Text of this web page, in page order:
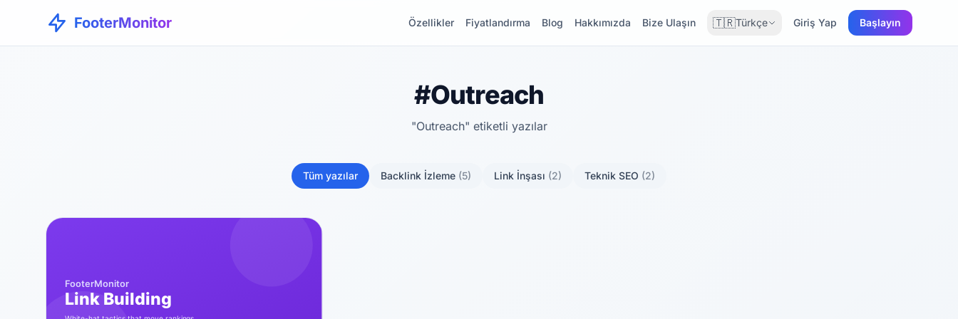
FooterMonitor Özellikler Fiyatlandırma Blog Hakkımızda Bize Ulaşın 🇹🇷Türkçe Giriş Yap Başlayın
#Outreach
"Outreach" etiketli yazılar
Tüm yazılar Backlink İzleme (5) Link İnşası (2) Teknik SEO (2)